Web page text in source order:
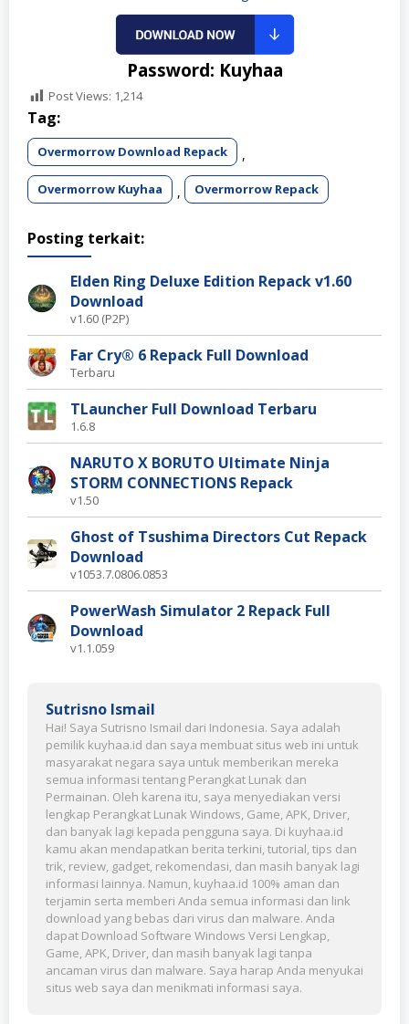
Password: Kuyhaa
Post Views: 1,214
Tag:
Overmorrow Download Repack ,
Overmorrow Kuyhaa , Overmorrow Repack
Posting terkait:
Elden Ring Deluxe Edition Repack v1.60
Download
v1.60 (P2P)
Far Cry® 6 Repack Full Download
Terbaru
TLauncher Full Download Terbaru
1.6.8
NARUTO X BORUTO Ultimate Ninja
STORM CONNECTIONS Repack
v1.50
Ghost of Tsushima Directors Cut Repack
Download
v1053.7.0806.0853
PowerWash Simulator 2 Repack Full
Download
v1.1.059
Sutrisno Ismail
Hai! Saya Sutrisno Ismail dari Indonesia. Saya adalah
pemilik kuyhaa.id dan saya membuat situs web ini untuk
masyarakat negara saya untuk memberikan mereka
semua informasi tentang Perangkat Lunak dan
Permainan. Oleh karena itu, saya menyediakan versi
lengkap Perangkat Lunak Windows, Game, APK, Driver,
dan banyak lagi kepada pengguna saya. Di kuyhaa.id
kamu akan mendapatkan berita terkini, tutorial, tips dan
trik, review, gadget, rekomendasi, dan masih banyak lagi
informasi lainnya. Namun, kuyhaa.id 100% aman dan
terjamin serta memberi Anda semua informasi dan link
download yang bebas dari virus dan malware. Anda
dapat Download Software Windows Versi Lengkap,
Game, APK, Driver, dan masih banyak lagi tanpa
ancaman virus dan malware. Saya harap Anda menyukai
situs web saya dan menikmati informasi saya.